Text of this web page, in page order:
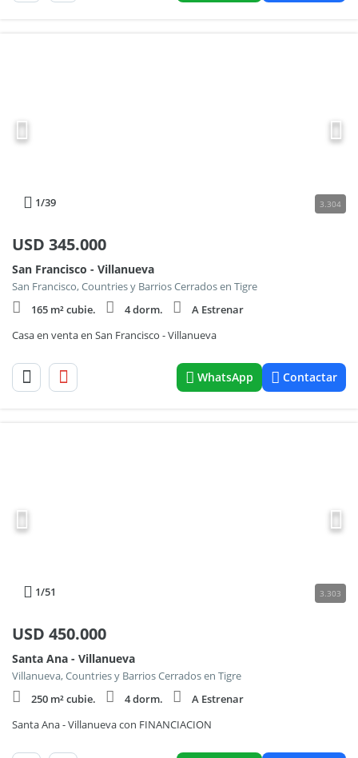
1/39 3.304
USD 345.000
San Francisco - Villanueva
San Francisco, Countries y Barrios Cerrados en Tigre
165 m² cubie.
4 dorm.
A Estrenar
Casa en venta en San Francisco - Villanueva
WhatsApp Contactar
1/51 3.303
USD 450.000
Santa Ana - Villanueva
Villanueva, Countries y Barrios Cerrados en Tigre
250 m² cubie.
4 dorm.
A Estrenar
Santa Ana - Villanueva con FINANCIACION